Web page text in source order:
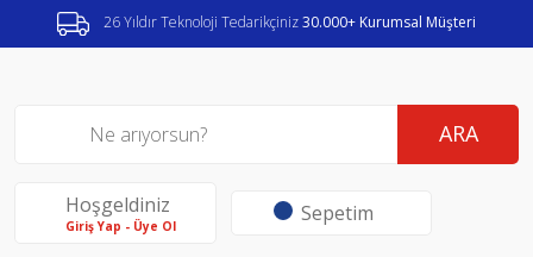
26 Yıldır Teknoloji Tedarikçiniz30.000+ Kurumsal Müşteri
ARA
Hoşgeldiniz
Giriş Yap - Üye Ol Sepetim